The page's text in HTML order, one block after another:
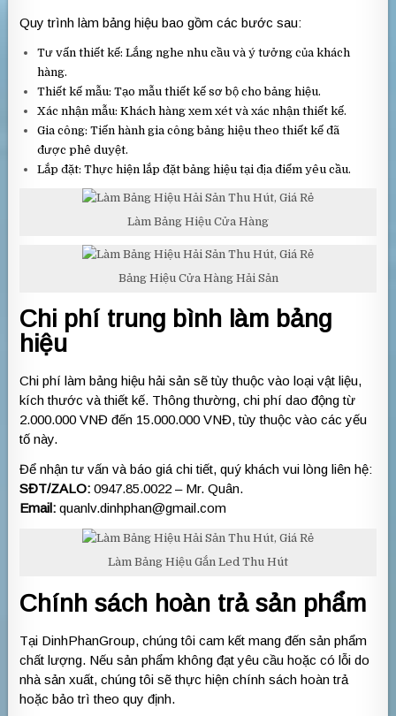
Quy trình làm bảng hiệu bao gồm các bước sau:
Tư vấn thiết kế: Lắng nghe nhu cầu và ý tưởng của khách
hàng.
Thiết kế mẫu: Tạo mẫu thiết kế sơ bộ cho bảng hiệu.
Xác nhận mẫu: Khách hàng xem xét và xác nhận thiết kế.
Gia công: Tiến hành gia công bảng hiệu theo thiết kế đã
được phê duyệt.
Lắp đặt: Thực hiện lắp đặt bảng hiệu tại địa điểm yêu cầu.
Làm Bảng Hiệu Cửa Hàng
Bảng Hiệu Cửa Hàng Hải Sản
Chi phí trung bình làm bảng
hiệu
Chi phí làm bảng hiệu hải sản sẽ tùy thuộc vào loại vật liệu,
kích thước và thiết kế. Thông thường, chi phí dao động từ
2.000.000 VNĐ đến 15.000.000 VNĐ, tùy thuộc vào các yếu
tố này.
Để nhận tư vấn và báo giá chi tiết, quý khách vui lòng liên hệ:
SĐT/ZALO: 0947.85.0022 – Mr. Quân.
Email: quanlv.dinhphan@gmail.com
Làm Bảng Hiệu Gắn Led Thu Hút
Chính sách hoàn trả sản phẩm
Tại DinhPhanGroup, chúng tôi cam kết mang đến sản phẩm
chất lượng. Nếu sản phẩm không đạt yêu cầu hoặc có lỗi do
nhà sản xuất, chúng tôi sẽ thực hiện chính sách hoàn trả
hoặc bảo trì theo quy định.